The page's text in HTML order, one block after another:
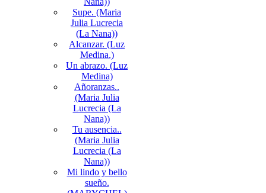
Supe. (Maria
Julia Lucrecia
(La Nana))
Alcanzar. (Luz
Medina.)
Un abrazo. (Luz
Medina)
Añoranzas..
(Maria Julia
Lucrecia (La
Nana))
Tu ausencia..
(Maria Julia
Lucrecia (La
Nana))
Mi lindo y bello
sueño.